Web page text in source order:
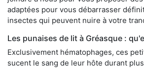
adaptées pour vous débarrasser
insectes qui peuvent nuire à votre
Les punaises de lit à Gréasque :
Exclusivement hématophages, ces
sucent le sang de leur hôte durant